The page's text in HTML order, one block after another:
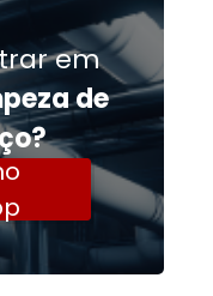
em
de